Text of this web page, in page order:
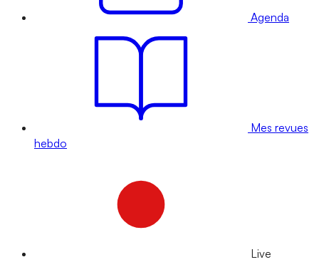
Agenda
Mes revues
hebdo
Live